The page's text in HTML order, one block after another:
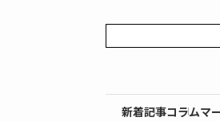
新着記事コラムマ